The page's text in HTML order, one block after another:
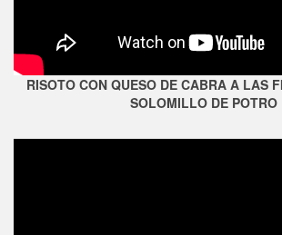
RISOTO CON QUESO DE CABRA A LAS
SOLOMILLO DE POTRO